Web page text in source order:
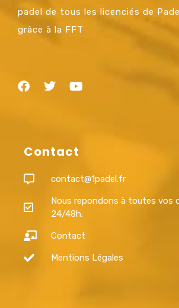
padel de tous les licenciés de
grâce à la FFT
Contact
contact@1padel.fr
Nous repondons à toutes vos
24/48h.
Contact
Mentions Légales